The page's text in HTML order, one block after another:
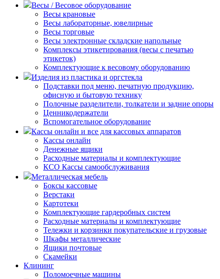
Весы / Весовое оборудование
Весы крановые
Весы лабораторные, ювелирные
Весы торговые
Весы электронные складские напольные
Комплексы этикетирования (весы с печатью
этикеток)
Комплектующие к весовому оборудованию
Изделия из пластика и оргстекла
Подставки под меню, печатную продукцию,
офисную и бытовую технику
Полочные разделители, толкатели и задние опоры
Ценникодержатели
Вспомогательное оборудование
Кассы онлайн и все для кассовых аппаратов
Кассы онлайн
Денежные ящики
Расходные материалы и комплектующие
КСО Кассы самообслуживания
Металлическая мебель
Боксы кассовые
Верстаки
Картотеки
Комплектующие гардеробных систем
Расходные материалы и комплектующие
Тележки и корзинки покупательские и грузовые
Шкафы металлические
Ящики почтовые
Скамейки
Клининг
Поломоечные машины